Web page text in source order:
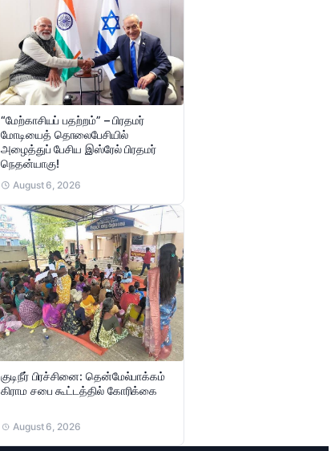
“மேற்காசியப் பதற்றம்” – பிரதமர்
மோடியைத் தொலைபேசியில்
அழைத்துப் பேசிய இஸ்ரேல் பிரதமர்
நெதன்யாகு!
August 6, 2026
குடிநீர் பிரச்சினை: தென்மேல்பாக்கம்
கிராம சபை கூட்டத்தில் கோரிக்கை
August 6, 2026